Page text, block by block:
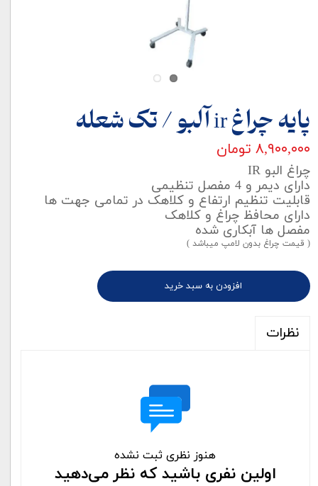
پایه چراغ ir آلبو / تک شعله
۸,۹۰۰,۰۰۰ تومان
چراغ البو IR
دارای دیمر و 4 مفصل تنظیمی
قابلیت تنظیم ارتفاع و کلاهک در تمامی جهت ها
دارای محافظ چراغ و کلاهک
مفصل ها آبکاری شده
( قیمت چراغ بدون لامپ میباشد )
افزودن به سبد خرید
نظرات
هنوز نظری ثبت نشده
اولین نفری باشید که نظر می‌دهید